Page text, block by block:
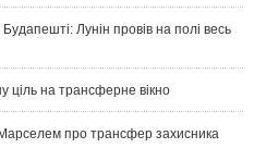
Лунін провів на полі весь
ціль на трансферне вікно
про трансфер захисника